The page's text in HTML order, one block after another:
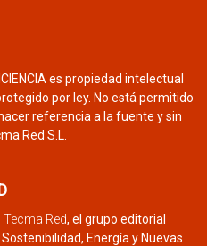
es propiedad intelectual
por ley. No está permitido
referencia a la fuente y sin
Red S.L.
Tecma Red, el grupo editorial
Energía y Nuevas